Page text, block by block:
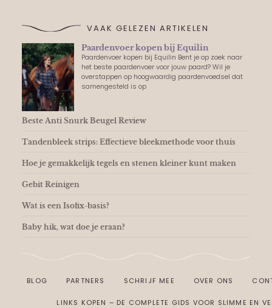
VAAK GELEZEN ARTIKELEN
Paardenvoer kopen bij Equilin
Paardenvoer kopen bij Equilin Bent je op zoek naar
het beste paardenvoer voor jouw paard? Wil je
overstappen op hoogwaardig paardenvoedsel dat
samengesteld is op
Beste Anti Snurk Beugel Review
Tandenbleek strips: Effectieve bleekmethode voor thuis
Hoe je gemakkelijk tegels en stenen kleiner kunt maken
Gebit Reinigen
Wat is een Isofix-basis?
Baby hik, wat doe je eraan?
BLOG PARTNERS SCHRIJF MEE OVER ONS
LINKS KOPEN – DE COMPLETE GIDS VOOR SLIMME EN